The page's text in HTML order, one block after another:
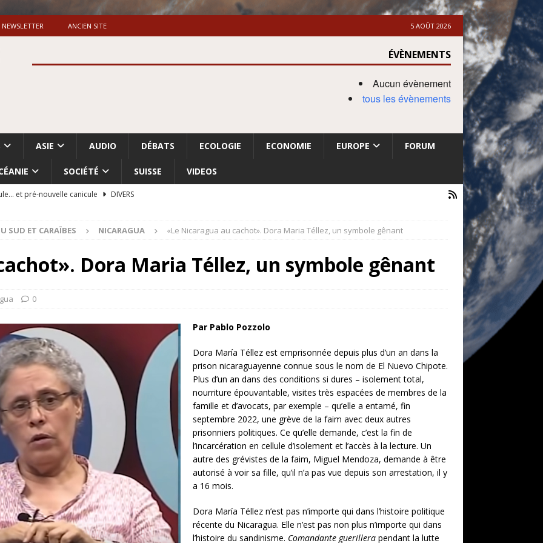
NEWSLETTER ANCIEN SITE 5 AOÛT 2026
ÉVÈNEMENTS
Aucun évènement
tous les évènements
ASIE AUDIO DÉBATS ECOLOGIE ECONOMIE EUROPE FORUM
SOCIÉTÉ SUISSE VIDEOS
et pré-nouvelle canicule
DIVERS
du nettoyage ethnique en Cisjordanie et à Gaza
ISRAËL
comptent: l’urgence de la démilitarisation de la Police militaire
SUD ET CARAÏBES NICARAGUA «Le Nicaragua au cachot». Dora Maria Téllez, un symbole gênant
Dora Maria Téllez, un symbole gênant
0
Par Pablo Pozzolo
Dora María Téllez est emprisonnée depuis plus d’un an dans la
prison nicaraguayenne connue sous le nom de El Nuevo Chipote.
Plus d’un an dans des conditions si dures – isolement total,
nourriture épouvantable, visites très espacées de membres de la
famille et d’avocats, par exemple – qu’elle a entamé, fin
septembre 2022, une grève de la faim avec deux autres
prisonniers politiques. Ce qu’elle demande, c’est la fin de
l’incarcération en cellule d’isolement et l’accès à la lecture. Un
autre des grévistes de la faim, Miguel Mendoza, demande à être
autorisé à voir sa fille, qu’il n’a pas vue depuis son arrestation, il y
a 16 mois.
Dora María Téllez n’est pas n’importe qui dans l’histoire politique
récente du Nicaragua. Elle n’est pas non plus n’importe qui dans
l’histoire du sandinisme. Comandante guerillera pendant la lutte